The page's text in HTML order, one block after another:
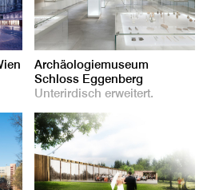
Archäologiemuseum
Schloss Eggenberg
Unterirdisch erweitert.